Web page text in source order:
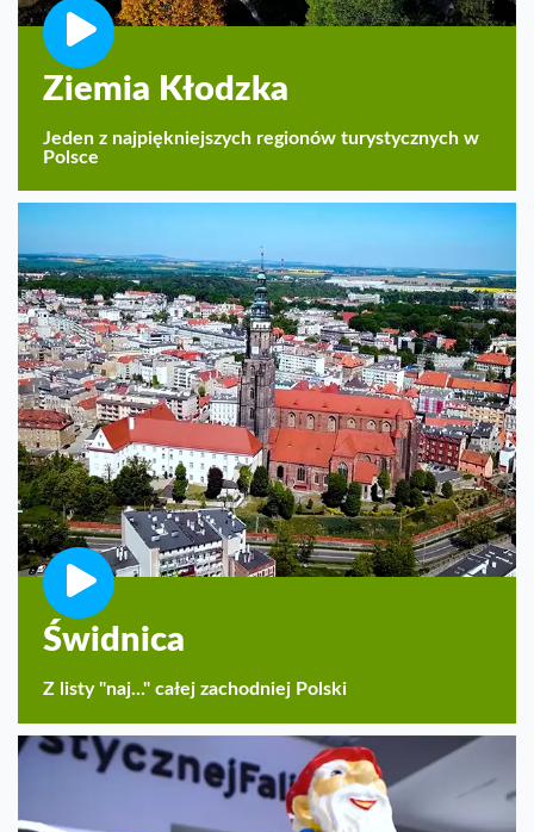
Ziemia Kłodzka
Jeden z najpiękniejszych regionów turystycznych w
Polsce
Świdnica
Z listy "naj..." całej zachodniej Polski